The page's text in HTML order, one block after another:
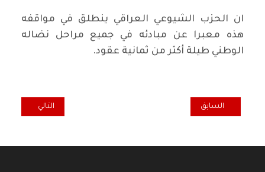
ان الحزب الشيوعي العراقي ينطلق في مواقفه
هذه معبرا عن مبادئه في جميع مراحل نضاله
الوطني طيلة أكثر من ثمانية عقود.
المقال السابق: أفكارحول بعض اشكال التحالفات السياسية
السابق المقال التالي:
التالي